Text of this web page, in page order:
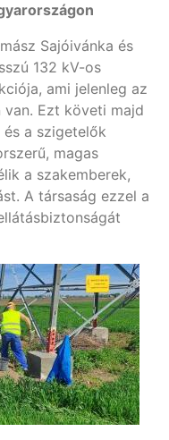
Sajóivánka és
132 kV-os
ami jelenleg az
Ezt követi majd
a szigetelők
magas
a szakemberek,
A társaság ezzel a